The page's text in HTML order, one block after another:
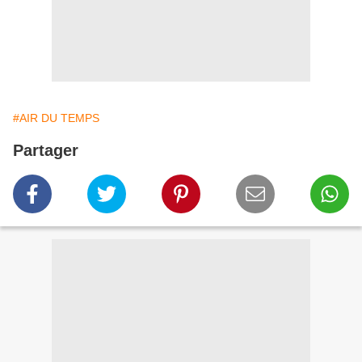
#AIR DU TEMPS
Partager